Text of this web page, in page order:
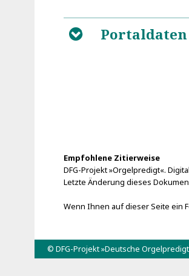
B Portaldaten
Empfohlene Zitierweise
DFG-Projekt »Orgelpredigt«.
Letzte Änderung dieses
Wenn Ihnen auf dieser Seite ein
© DFG-Projekt »Deutsche